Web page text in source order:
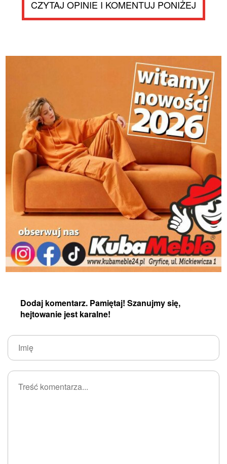
CZYTAJ OPINIE I KOMENTUJ PONIŻEJ
Dodaj komentarz. Pamiętaj! Szanujmy się,
hejtowanie jest karalne!